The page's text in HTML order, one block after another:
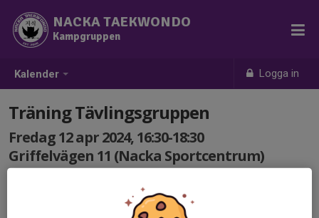
Kalender Logga in
NACKA TAEKWONDO
Kampgruppen
Träning Tävlingsgruppen
Fredag 12 apr 2024, 16:30-18:30
Griffelvägen 11 (Nacka Sportcentrum)
Teknikträning med skydd + lätt sparring